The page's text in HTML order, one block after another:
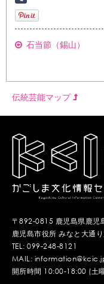
石当節（錫山）
伝統芸能マップ
〒892-0815 鹿児島県鹿児
鹿児島市役所 みなと大通
TEL: 099-248-8121
MAIL:
開所時間 10:00-18:00 (土